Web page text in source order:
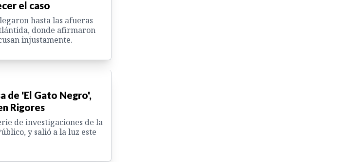
el caso
hasta las afueras
donde afirmaron
injustamente.
de 'El Gato Negro',
Rigores
de investigaciones de la
y salió a la luz este